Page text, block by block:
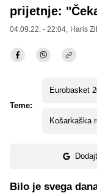
prijetnje:
04.09.22. - 22:04, Haris
Teme:
Eurobasket
Košarkaška
Bilo je svega